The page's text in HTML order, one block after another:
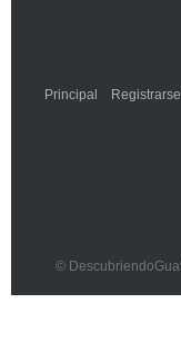
Principal
©